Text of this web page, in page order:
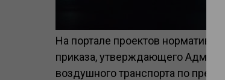
На портале проектов
приказа, утверждающего
воздушного транспорта по